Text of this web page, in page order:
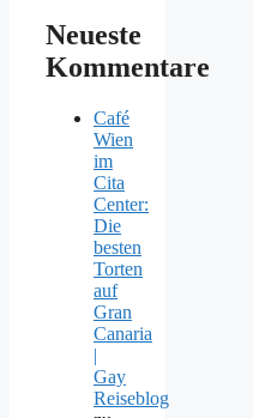
Neueste
Kommentare
Café
Wien
im
Cita
Center:
Die
besten
Torten
auf
Gran
Canaria
|
Gay
Reiseblog